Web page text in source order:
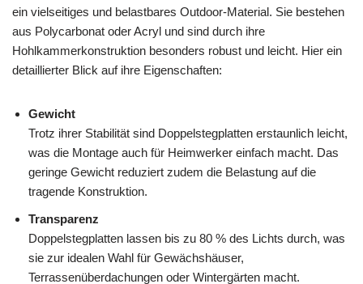
ein vielseitiges und belastbares Outdoor-Material. Sie bestehen
aus Polycarbonat oder Acryl und sind durch ihre
Hohlkammerkonstruktion besonders robust und leicht. Hier ein
detaillierter Blick auf ihre Eigenschaften:
Gewicht
Trotz ihrer Stabilität sind Doppelstegplatten erstaunlich leicht,
was die Montage auch für Heimwerker einfach macht. Das
geringe Gewicht reduziert zudem die Belastung auf die
tragende Konstruktion.
Transparenz
Doppelstegplatten lassen bis zu 80 % des Lichts durch, was
sie zur idealen Wahl für Gewächshäuser,
Terrassenüberdachungen oder Wintergärten macht.